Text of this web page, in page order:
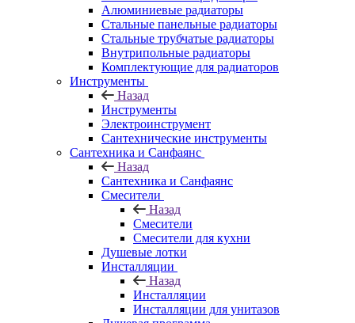
Алюминиевые радиаторы
Стальные панельные радиаторы
Стальные трубчатые радиаторы
Внутрипольные радиаторы
Комплектующие для радиаторов
Инструменты
Назад
Инструменты
Электроинструмент
Сантехнические инструменты
Сантехника и Санфаянс
Назад
Сантехника и Санфаянс
Смесители
Назад
Смесители
Смесители для кухни
Душевые лотки
Инсталляции
Назад
Инсталляции
Инсталляции для унитазов